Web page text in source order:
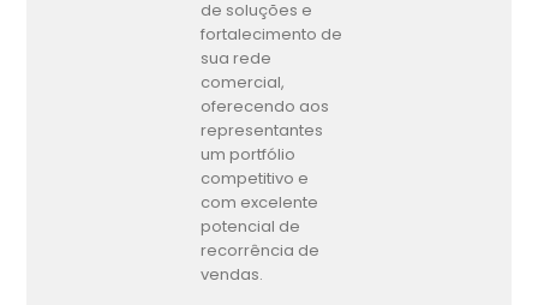
de soluções e
fortalecimento de
sua rede
comercial,
oferecendo aos
representantes
um portfólio
competitivo e
com excelente
potencial de
recorrência de
vendas.